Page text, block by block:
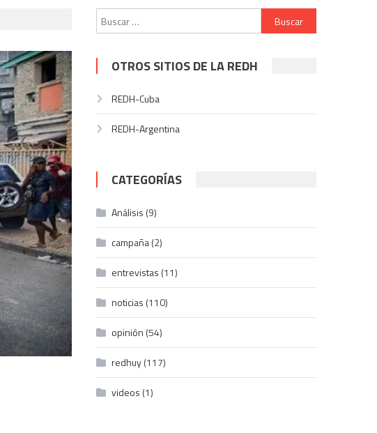
Buscar:
OTROS SITIOS DE LA REDH
REDH-Cuba
REDH-Argentina
CATEGORÍAS
Análisis (9)
campaña(2)
entrevistas (11)
noticias (110)
opinión (54)
redhuy(117)
videos (1)